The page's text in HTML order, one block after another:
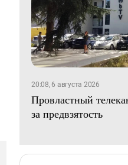
20:08, 6 августа 2026
Провластный
за предвзятость